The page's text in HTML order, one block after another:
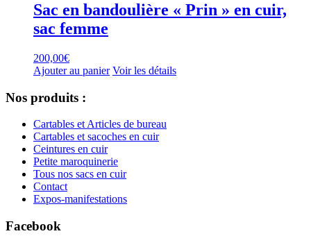
Sac en bandoulière « Prin » en cuir,
sac femme
200,00€
Ajouter au panier Voir les détails
Nos produits :
Cartables et Articles de bureau
Cartables et sacoches en cuir
Ceintures en cuir
Petite maroquinerie
Tous nos sacs en cuir
Contact
Expos-manifestations
Facebook